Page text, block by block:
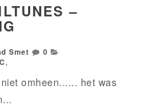
–
Smet
0
,
omheen...... het was